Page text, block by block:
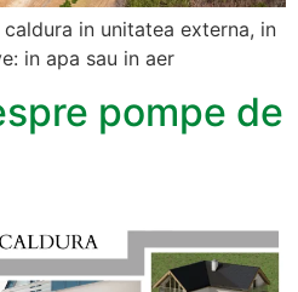
in unitatea externa, in
in apa sau in aer
pompe de